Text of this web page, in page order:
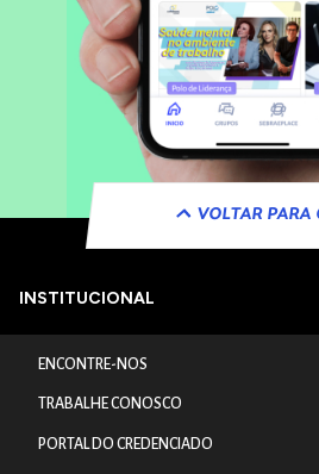
VOLTAR PARA
INSTITUCIONAL
ENCONTRE-NOS
TRABALHE CONOSCO
PORTAL DO CREDENCIADO